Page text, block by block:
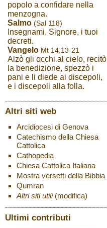
popolo a confidare nella
menzogna.
Salmo (Sal 118)
Insegnami, Signore, i tuoi
decreti.
Vangelo Mt 14,13-21
Alzò gli occhi al cielo, recitò
la benedizione, spezzò i
pani e li diede ai discepoli,
e i discepoli alla folla.
Altri siti web
Arcidiocesi di Genova
Catechismo della Chiesa
Cattolica
Cathopedia
Chiesa Cattolica Italiana
Mostra versetti della Bibbia
Qumran
Altri siti utili (modifica)
Ultimi contributi